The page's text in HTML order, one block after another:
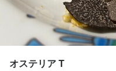
マイページ管理
オステリア T